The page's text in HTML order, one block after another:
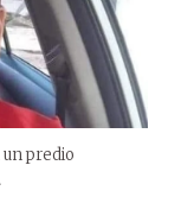
predio